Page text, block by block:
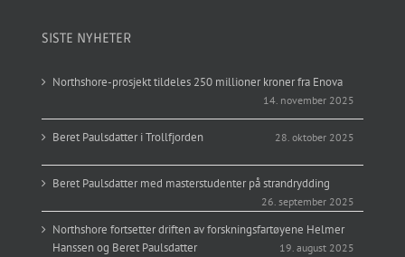
SISTE NYHETER
Northshore-prosjekt tildeles 250 millioner kroner fra Enova
14. november 2025
Beret Paulsdatter i Trollfjorden 28. oktober 2025
Beret Paulsdatter med masterstudenter på strandrydding
26. september 2025
Northshore fortsetter driften av forskningsfartøyene Helmer
Hanssen og Beret Paulsdatter
19. august 2025